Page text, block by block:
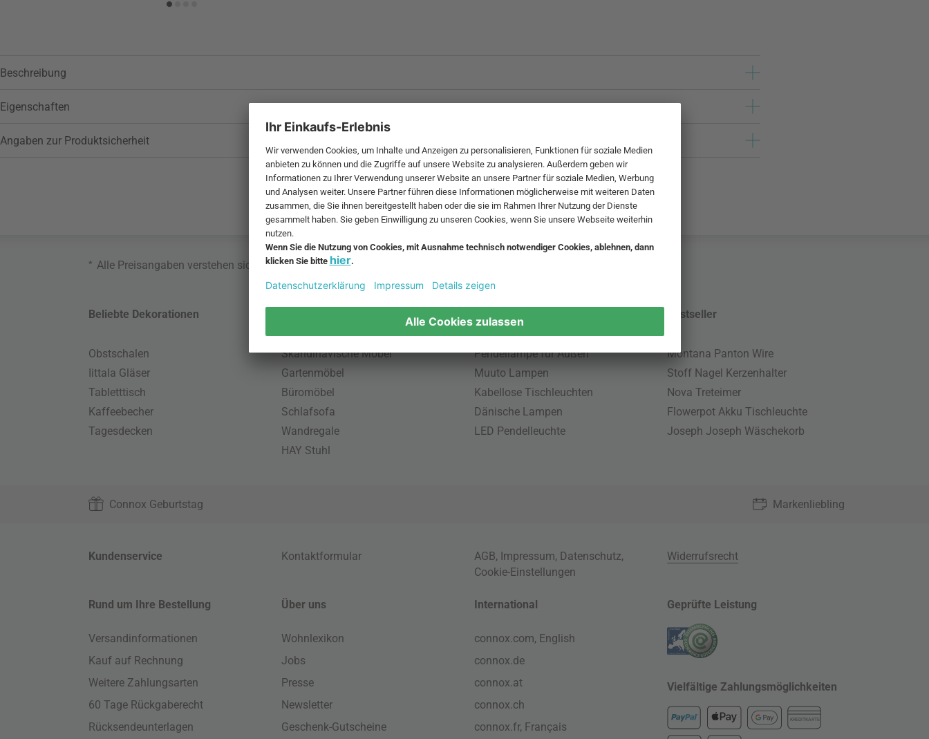
Beschreibung
Eigenschaften
Angaben zur Produktsicherheit
* Alle Preisangaben verstehen sich inklusive MwSt. und zzgl.
Beliebte Dekorationen
Obstschalen
Iittala Gläser
Tabletttisch
Kaffeebecher
Tagesdecken
Skandinavische Möbel
Gartenmöbel
Büromöbel
Schlafsofa
Wandregale
HAY Stuhl
Beliebte Leuchten
Pendellampe für Außen
Muuto Lampen
Kabellose Tischleuchten
Dänische Lampen
LED Pendelleuchte
Bestseller
Montana Panton Wire
Stoff Nagel Kerzenhalter
Nova Treteimer
Flowerpot Akku Tischleuchte
Joseph Joseph Wäschekorb
Connox Geburtstag Markenliebling
Kundenservice Kontaktformular AGB, Impressum, Datenschutz,
Cookie-Einstellungen
Widerrufsrecht
Rund um Ihre Bestellung
Versandinformationen
Kauf auf Rechnung
Weitere Zahlungsarten
60 Tage Rückgaberecht
Rücksendeunterlagen
Über uns
Wohnlexikon
Jobs
Presse
Newsletter
Geschenk-Gutscheine
International
connox.com, English
connox.de
connox.at
connox.ch
connox.fr, Français
Geprüfte Leistung
Vielfältige Zahlungsmöglichkeiten
KREDITKARTE